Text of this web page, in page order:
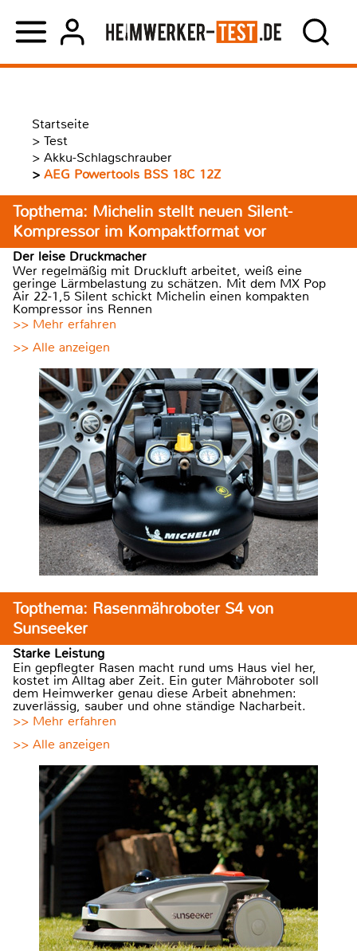
Startseite
> Test
> Akku-Schlagschrauber
> AEG Powertools BSS 18C 12Z
Topthema: Michelin stellt neuen Silent-
Kompressor im Kompaktformat vor
Der leise Druckmacher
Wer regelmäßig mit Druckluft arbeitet, weiß eine
geringe Lärmbelastung zu schätzen. Mit dem MX Pop
Air 22-1,5 Silent schickt Michelin einen kompakten
Kompressor ins Rennen
>> Mehr erfahren
>> Alle anzeigen
Topthema: Rasenmähroboter S4 von
Sunseeker
Starke Leistung
Ein gepflegter Rasen macht rund ums Haus viel her,
kostet im Alltag aber Zeit. Ein guter Mähroboter soll
dem Heimwerker genau diese Arbeit abnehmen:
zuverlässig, sauber und ohne ständige Nacharbeit.
>> Mehr erfahren
>> Alle anzeigen